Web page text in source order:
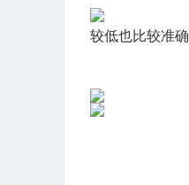
较低也比较准确